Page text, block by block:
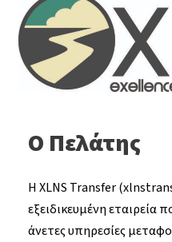
Ο Πελάτης
Η XLNS Transfer
εξειδικευμένη εταιρεία
άνετες υπηρεσίες